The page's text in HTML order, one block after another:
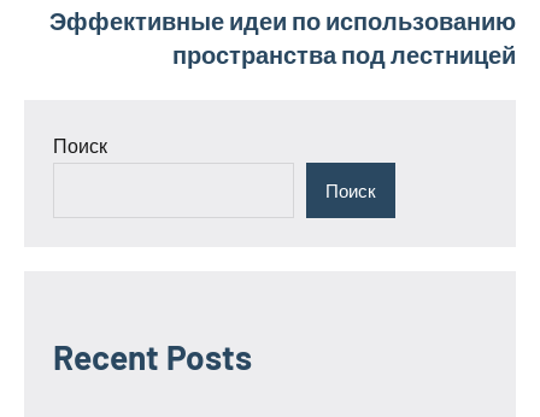
Эффективные идеи по использованию
пространства под лестницей
Поиск
Поиск
Recent Posts